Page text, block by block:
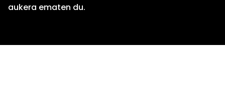
aukera ematen du.